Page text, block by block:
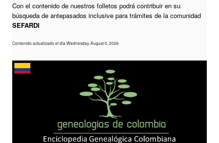
Con el contenido de nuestros folletos podrá contribuir en su
búsqueda de antepasados inclusive para trámites de la comunidad
SEFARDI
Contenido actualizado el día Wednesday, August 5, 2026